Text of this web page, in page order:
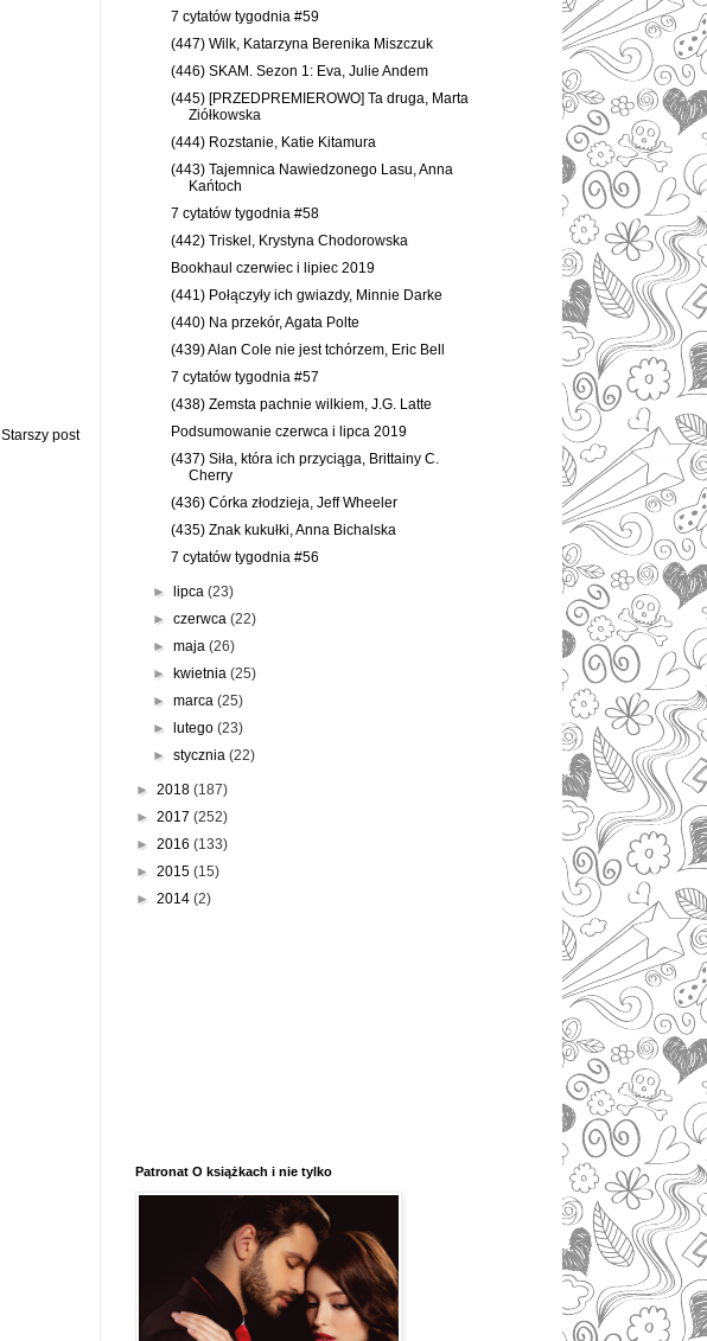
Starszy post
7 cytatów tygodnia #59
(447) Wilk, Katarzyna Berenika Miszczuk
(446) SKAM. Sezon 1: Eva, Julie Andem
(445) [PRZEDPREMIEROWO] Ta druga, Marta
Ziółkowska
(444) Rozstanie, Katie Kitamura
(443) Tajemnica Nawiedzonego Lasu, Anna
Kańtoch
7 cytatów tygodnia #58
(442) Triskel, Krystyna Chodorowska
Bookhaul czerwiec i lipiec 2019
(441) Połączyły ich gwiazdy, Minnie Darke
(440) Na przekór, Agata Polte
(439) Alan Cole nie jest tchórzem, Eric Bell
7 cytatów tygodnia #57
(438) Zemsta pachnie wilkiem, J.G. Latte
Podsumowanie czerwca i lipca 2019
(437) Siła, która ich przyciąga, Brittainy C.
Cherry
(436) Córka złodzieja, Jeff Wheeler
(435) Znak kukułki, Anna Bichalska
7 cytatów tygodnia #56
► lipca(23)
►czerwca(22)
►maja(26)
► kwietnia(25)
►marca(25)
►
lutego(23)
►stycznia(22)
► 2018 (187)
► 2017 (252)
► 2016 (133)
► 2015 (15)
► 2014 (2)
Patronat O książkach i nie tylko